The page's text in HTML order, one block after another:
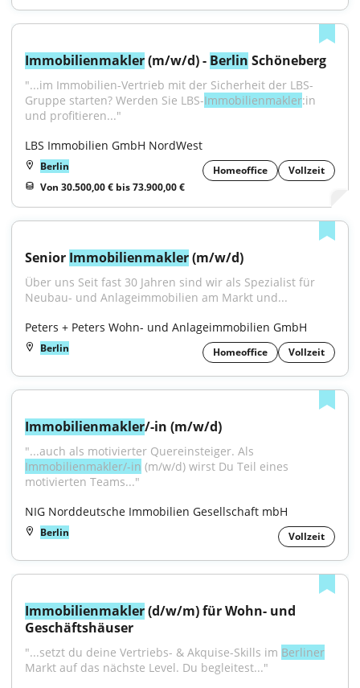
Immobilienmakler (m/w/d) - Berlin Schöneberg
"...im Immobilien-Vertrieb mit der Sicherheit der LBS-
Gruppe starten? Werden Sie LBS-Immobilienmakler:in
und profitieren..."
LBS Immobilien GmbH NordWest
Berlin Homeoffice
Vollzeit
Von 30.500,00 € bis 73.900,00 €
Senior Immobilienmakler (m/w/d)
Über uns Seit fast 30 Jahren sind wir als Spezialist für
Neubau- und Anlageimmobilien am Markt und...
Peters + Peters Wohn- und Anlageimmobilien GmbH
Berlin Homeoffice Vollzeit
Immobilienmakler/-in (m/w/d)
Immobilienmakler/-in (m/w/d) wirst Du Teil eines
motivierten Teams..."
NIG Norddeutsche Immobilien Gesellschaft mbH
Berlin Vollzeit
Immobilienmakler (d/w/m) für Wohn- und
Geschäftshäuser
"...setzt du deine Vertriebs- & Akquise-Skills im Berliner
Markt auf das nächste Level. Du begleitest..."